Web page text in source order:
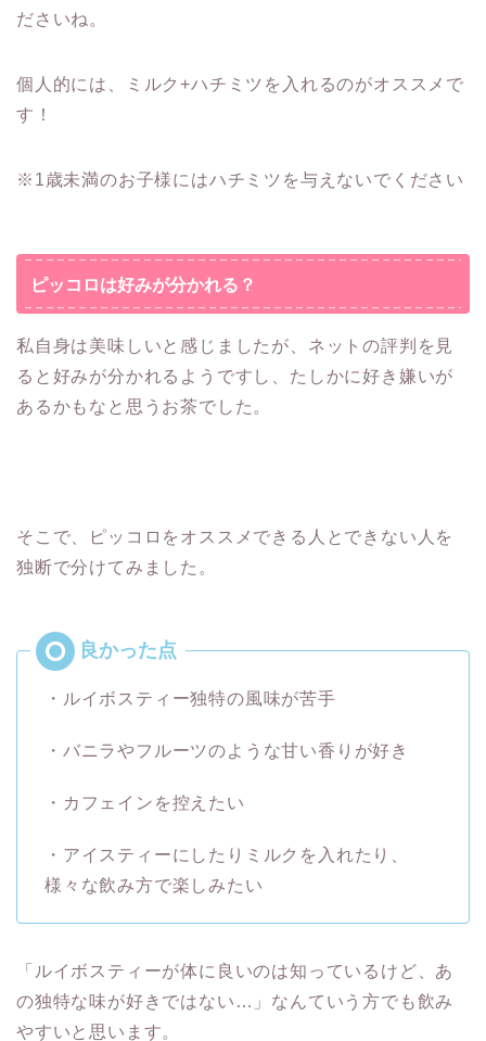
ださいね。
個人的には、ミルク+ハチミツを入れるのがオススメで
す！
※1歳未満のお子様にはハチミツを与えないでください
ピッコロは好みが分かれる？
私自身は美味しいと感じましたが、ネットの評判を見
ると好みが分かれるようですし、たしかに好き嫌いが
あるかもなと思うお茶でした。
そこで、ピッコロをオススメできる人とできない人を
独断で分けてみました。
・ルイボスティー独特の風味が苦手
・バニラやフルーツのような甘い香りが好き
・カフェインを控えたい
・アイスティーにしたりミルクを入れたり、
様々な飲み方で楽しみたい
「ルイボスティーが体に良いのは知っているけど、あ
の独特な味が好きではない…」なんていう方でも飲み
やすいと思います。